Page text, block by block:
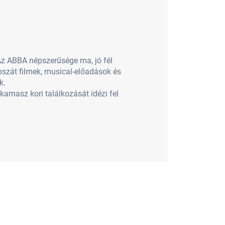
ABBA népszerűsége ma, jó fél
filmek, musical-előadások és
kori találkozását idézi fel